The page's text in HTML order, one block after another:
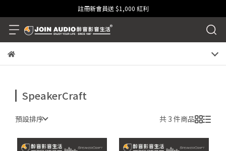
註冊新會員送 $1,000 紅利
SpeakerCraft
預設排序 共 3 件商品